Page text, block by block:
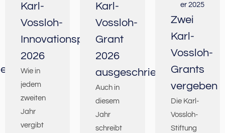
Karl-
Vossloh-
Innovationspreis
2026
Wie in
jedem
zweiten
Jahr
vergibt
Karl-
Vossloh-
Grant
2026
ausgeschrieben
Auch in
diesem
Jahr
schreibt
er 2025
Zwei
Karl-
Vossloh-
Grants
vergeben
Die Karl-
Vossloh-
Stiftung